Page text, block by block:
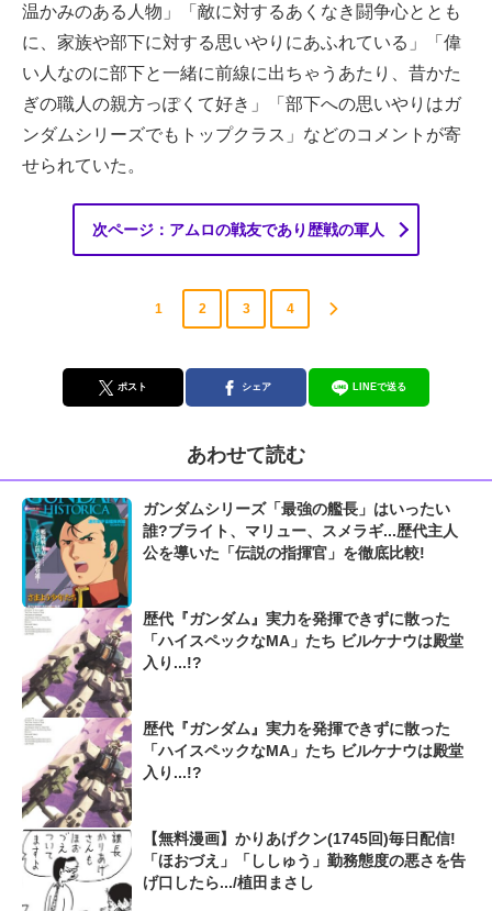
温かみのある人物」「敵に対するあくなき闘争心ととも
に、家族や部下に対する思いやりにあふれている」「偉
い人なのに部下と一緒に前線に出ちゃうあたり、昔かた
ぎの職人の親方っぽくて好き」「部下への思いやりはガ
ンダムシリーズでもトップクラス」などのコメントが寄
せられていた。
次ページ：アムロの戦友であり歴戦の軍人
1 2 3 4
ポスト シェア LINEで送る
あわせて読む
ガンダムシリーズ「最強の艦長」はいったい
誰?ブライト、マリュー、スメラギ...歴代主人
公を導いた「伝説の指揮官」を徹底比較!
歴代『ガンダム』実力を発揮できずに散った
「ハイスペックなMA」たち ビルケナウは殿堂
入り...!?
歴代『ガンダム』実力を発揮できずに散った
「ハイスペックなMA」たち ビルケナウは殿堂
入り...!?
【無料漫画】かりあげクン(1745回)毎日配信!
「ほおづえ」「ししゅう」勤務態度の悪さを告
げ口したら.../植田まさし